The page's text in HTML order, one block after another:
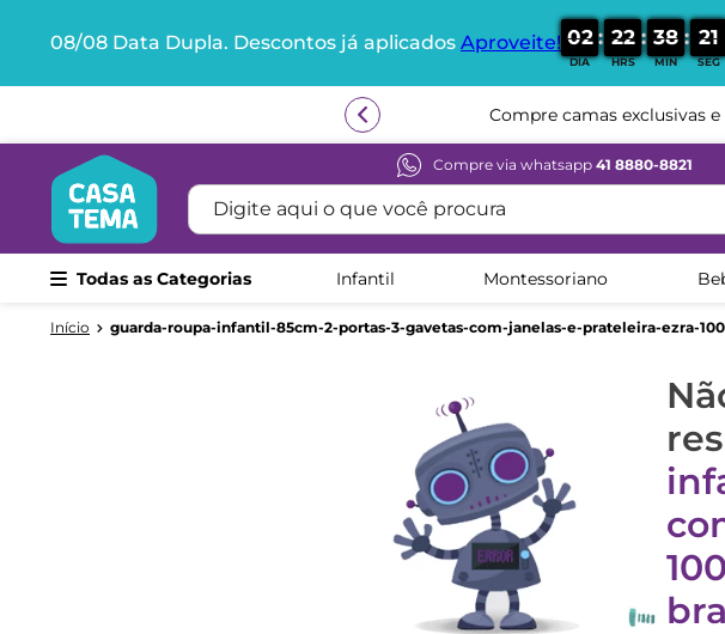
08/08 Data Dupla. Descontos já aplicados Aproveite! 02
DIA
: 22
HRS
: 38
MIN
: 21
SEG
Compre camas exclusivas e
Compre via whatsapp 41 8880-8821
Digite aqui o que você procura
Todas as Categorias Infantil Montessoriano
guarda-roupa-infantil-85cm-2-portas-3-gavetas-com-janelas-e-prateleira-ezra-
Termos mais buscados
guarda roupa
aria
bicama
escrivaninha